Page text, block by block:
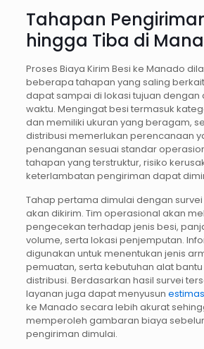
Tahapan
hingga Tiba di
Proses Biaya Kirim Besi ke Manado
beberapa tahapan yang saling
dapat sampai di lokasi tujuan dengan
waktu. Mengingat besi termasuk
dan memiliki ukuran yang beragam,
distribusi memerlukan perencanaan
penanganan sesuai standar
tahapan yang terstruktur, risiko
keterlambatan pengiriman dapat
Tahap pertama dimulai dengan
akan dikirim. Tim operasional akan
pengecekan terhadap jenis besi,
volume, serta lokasi penjemputan.
digunakan untuk menentukan jenis
pemuatan, serta kebutuhan alat
distribusi. Berdasarkan hasil survei
layanan juga dapat menyusun
ke Manado secara lebih akurat
memperoleh gambaran biaya
pengiriman dimulai.